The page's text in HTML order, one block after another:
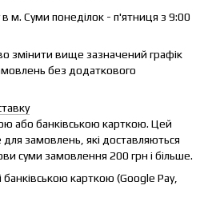
м. Суми понеділок - п'ятниця з 9:00
змінити вище зазначений графік
без додаткового
або банківською карткою. Цей
для замовлень, які доставляються
суми замовлення 200 грн і більше.
банківською карткою (Google Pay,